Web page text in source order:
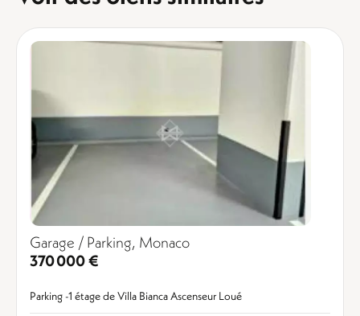
Garage / Parking, Monaco
370 000 €
Parking -1 étage de Villa Bianca Ascenseur Loué